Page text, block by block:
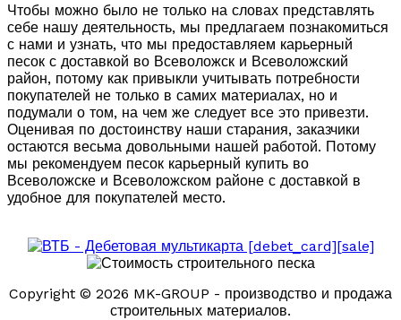
Чтобы можно было не только на словах представлять
себе нашу деятельность, мы предлагаем познакомиться
с нами и узнать, что мы предоставляем карьерный
песок с доставкой во Всеволожск и Всеволожский
район, потому как привыкли учитывать потребности
покупателей не только в самих материалах, но и
подумали о том, на чем же следует все это привезти.
Оценивая по достоинству наши старания, заказчики
остаются весьма довольными нашей работой. Потому
мы рекомендуем песок карьерный купить во
Всеволожске и Всеволожском районе с доставкой в
удобное для покупателей место.
Copyright © 2026 MK-GROUP - производство и продажа
строительных материалов.